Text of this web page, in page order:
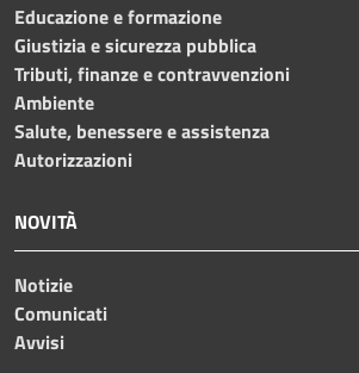
Educazione e formazione
Giustizia e sicurezza pubblica
Tributi, finanze e contravvenzioni
Ambiente
Salute, benessere e assistenza
Autorizzazioni
NOVITÀ
Notizie
Comunicati
Avvisi